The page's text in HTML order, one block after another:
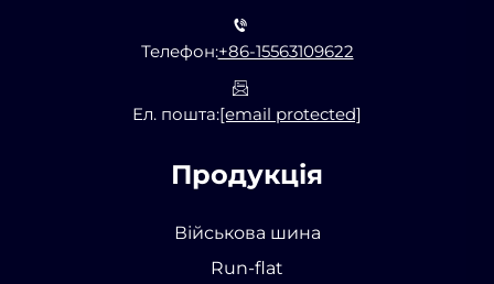
Телефон:+86-15563109622
Ел. пошта:[email protected]
Продукція
Військова шина
Run-flat